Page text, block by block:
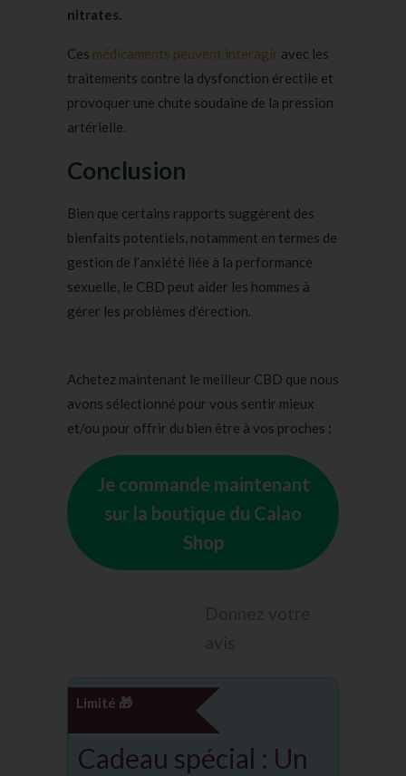
nitrates.
Ces médicaments peuvent interagir avec les
traitements contre la dysfonction érectile et
provoquer une chute soudaine de la pression
artérielle.
Conclusion
Bien que certains rapports suggèrent des
bienfaits potentiels, notamment en termes de
gestion de l’anxiété liée à la performance
sexuelle, le CBD peut aider les hommes à
gérer les problèmes d’érection.
Achetez maintenant le meilleur CBD que nous
avons sélectionné pour vous sentir mieux
et/ou pour offrir du bien être à vos proches :
Je commande maintenant
sur la boutique du Calao
Shop
Limité 🎁
Cadeau spécial : Un